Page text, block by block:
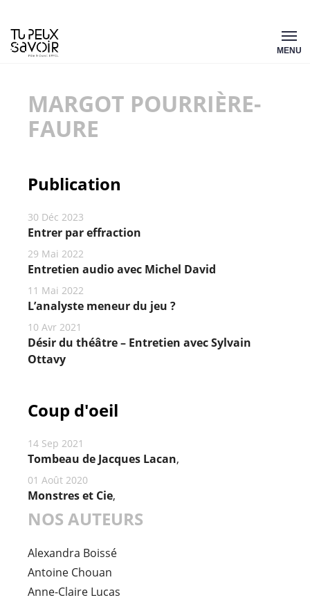
Aller
au
MENU
MARGOT POURRIÈRE-
FAURE
Publication
30 Déc 2023
Entrer par effraction
29 Mai 2022
Entretien audio avec Michel David
11 Mai 2022
L’analyste meneur du jeu ?
10 Avr 2021
Désir du théâtre – Entretien avec Sylvain
Ottavy
Coup d'oeil
14 Sep 2021
Tombeau de Jacques Lacan,
01 Août 2020
Monstres et Cie,
NOS AUTEURS
Alexandra Boissé
Antoine Chouan
Anne-Claire Lucas